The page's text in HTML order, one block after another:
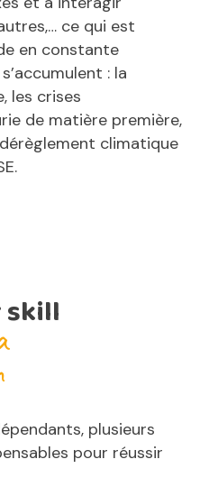
ce qui est
en constante
: la
les crises
de matière première,
climatique
skill
plusieurs
pour réussir